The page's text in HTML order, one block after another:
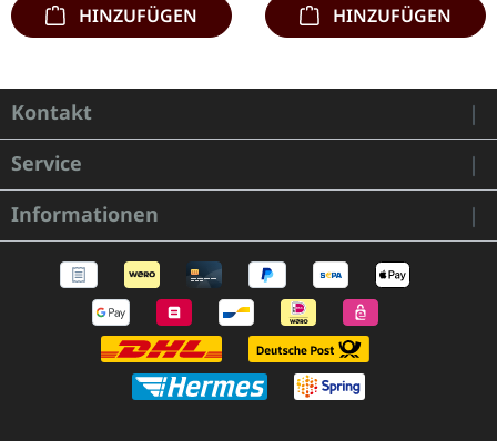
HINZUFÜGEN HINZUFÜGEN
Kontakt
Service
Informationen